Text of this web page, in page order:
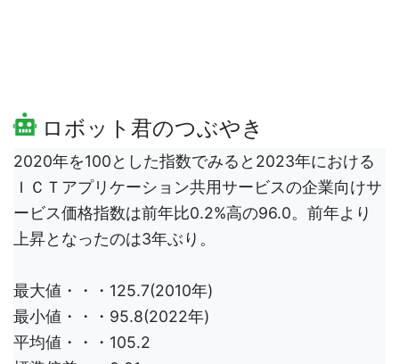
ロボット君のつぶやき
2020年を100とした指数でみると2023年における
ＩＣＴアプリケーション共用サービスの企業向けサ
ービス価格指数は前年比0.2%高の96.0。前年より
上昇となったのは3年ぶり。
最大値・・・125.7(2010年)
最小値・・・95.8(2022年)
平均値・・・105.2